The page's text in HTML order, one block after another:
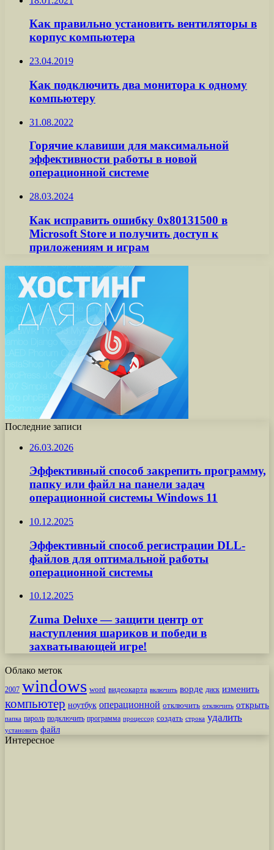
Как правильно установить вентиляторы в
корпус компьютера
23.04.2019
Как подключить два монитора к одному
компьютеру
31.08.2022
Горячие клавиши для максимальной
эффективности работы в новой
операционной системе
28.03.2024
Как исправить ошибку 0x80131500 в
Microsoft Store и получить доступ к
приложениям и играм
Последние записи
26.03.2026
Эффективный способ закрепить программу,
папку или файл на панели задач
операционной системы Windows 11
10.12.2025
Эффективный способ регистрации DLL-
файлов для оптимальной работы
операционной системы
10.12.2025
Zuma Deluxe — защити центр от
наступления шариков и победи в
захватывающей игре!
Облако меток
2007 windows word видеокарта включить ворде диск изменить
компьютер ноутбук операционной отключить отключить открыть
папка пароль подключить программа процессор создать строка удалить
установить файл
Интересное